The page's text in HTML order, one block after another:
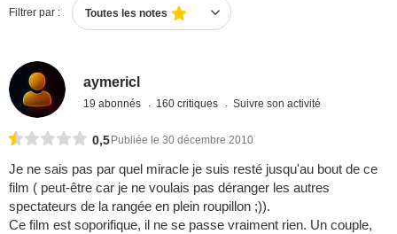
Filtrer par : Toutes les notes
aymericl
19 abonnés 160 critiques Suivre son activité
0,5 Publiée le 30 décembre 2010
Je ne sais pas par quel miracle je suis resté jusqu'au bout de ce
film ( peut-être car je ne voulais pas déranger les autres
spectateurs de la rangée en plein roupillon ;)).
Ce film est soporifique, il ne se passe vraiment rien. Un couple,